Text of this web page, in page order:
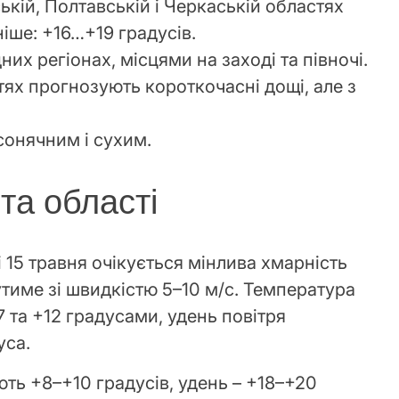
Полтавській і Черкаській областях
+16…+19 градусів.
регіонах, місцями на заході та півночі.
прогнозують короткочасні дощі, але з
і сухим.
області
травня очікується мінлива хмарність
зі швидкістю 5–10 м/с. Температура
+12 градусами, удень повітря
+8–+10 градусів, удень – +18–+20